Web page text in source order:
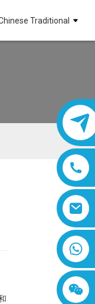
Traditional
Loading...
Loading...